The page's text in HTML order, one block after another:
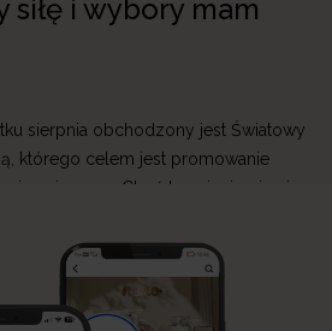
i wybory mam
sierpnia obchodzony jest Światowy
którego celem jest promowanie
mam. Choć karmienie piersią
Neno wierzymy, że każda mama
tworzymy produkty, które
i sprawiają, że codzienne […]